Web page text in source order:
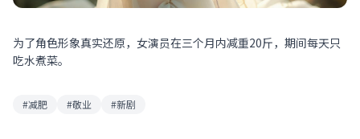
为了角色形象真实还原，女演员在三个月内减重20斤，期间每天只
吃水煮菜。
#减肥 #敬业 #新剧